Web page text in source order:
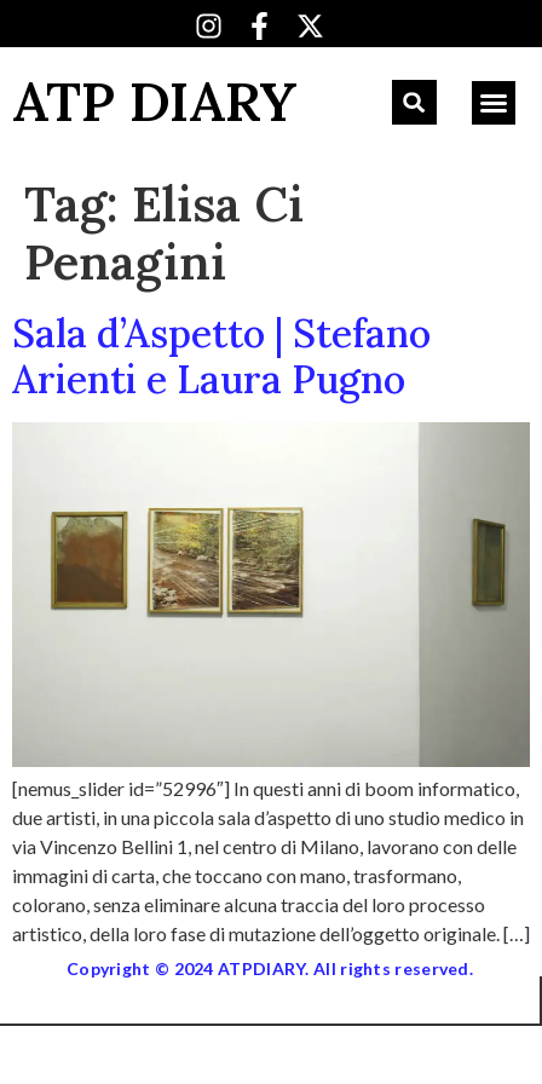
ATP DIARY
Tag: Elisa Ci
Penagini
Sala d’Aspetto | Stefano
Arienti e Laura Pugno
[nemus_slider id=”52996″] In questi anni di boom informatico,
due artisti, in una piccola sala d’aspetto di uno studio medico in
via Vincenzo Bellini 1, nel centro di Milano, lavorano con delle
immagini di carta, che toccano con mano, trasformano,
colorano, senza eliminare alcuna traccia del loro processo
artistico, della loro fase di mutazione dell’oggetto originale. […]
Copyright © 2024 ATPDIARY. All rights reserved.